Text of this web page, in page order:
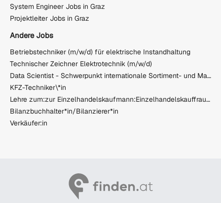
System Engineer Jobs in Graz
Projektleiter Jobs in Graz
Andere Jobs
Betriebstechniker (m/w/d) für elektrische Instandhaltung
Technischer Zeichner Elektrotechnik (m/w/d)
Data Scientist - Schwerpunkt internationale Sortiment- und Marktanalytik (w/m/x)
KFZ-Techniker\*in
Lehre zum:zur Einzelhandelskaufmann:Einzelhandelskauffrau Schwerpunkt Feinkostfachverkauf
Bilanzbuchhalter*in/Bilanzierer*in
Verkäufer:in